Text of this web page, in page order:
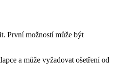
První možností může být
a může vyžadovat ošetření od